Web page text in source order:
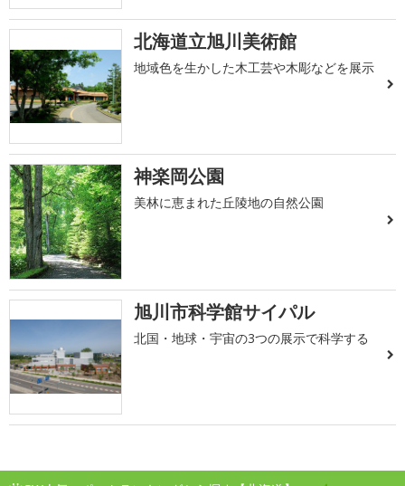
北海道立旭川美術館
地域色を生かした木工芸や木彫などを展示
神楽岡公園
美林に恵まれた丘陵地の自然公園
旭川市科学館サイパル
北国・地球・宇宙の3つの展示で科学する